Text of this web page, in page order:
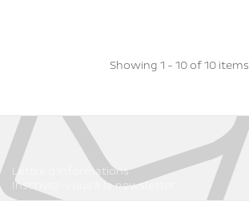
Showing 1 - 10 of 10 items
Lettre d'informations
Inscrivez-vous à la newsletter